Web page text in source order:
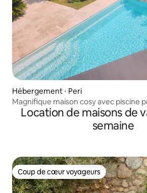
Hébergement ⋅ Peri
Magnifique maison cosy avec piscine
Location de maisons de
semaine
Coup de cœur voyageurs
Coup de cœur voyageurs